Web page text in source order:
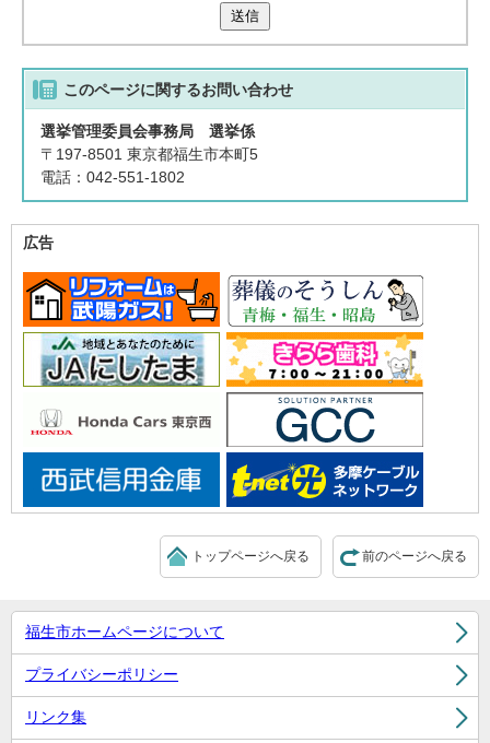
送信
このページに関するお問い合わせ
選挙管理委員会事務局 選挙係
〒197-8501 東京都福生市本町5
電話：042-551-1802
広告
前のページへ戻る
トップページへ戻る
福生市ホームページについて
プライバシーポリシー
リンク集